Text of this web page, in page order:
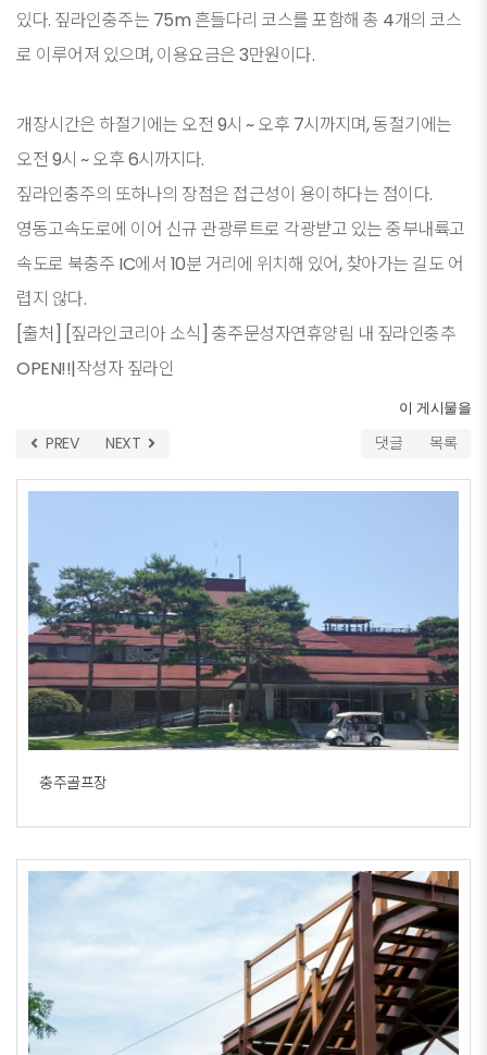
있다. 짚라인충주는 75m 흔들다리 코스를 포함해 총 4개의 코스
로 이루어져 있으며, 이용요금은 3만원이다.
개장시간은 하절기에는 오전 9시 ~ 오후 7시까지며, 동절기에는
오전 9시 ~ 오후 6시까지다.
짚라인충주의 또하나의 장점은 접근성이 용이하다는 점이다.
영동고속도로에 이어 신규 관광루트로 각광받고 있는 중부내륙고
속도로 북충주 IC에서 10분 거리에 위치해 있어, 찾아가는 길도 어
렵지 않다.
[출처] [짚라인코리아 소식] 충주문성자연휴양림 내 짚라인충추
OPEN!!|작성자 짚라인
이 게시물을
PREV NEXT 댓글 목록
충주골프장